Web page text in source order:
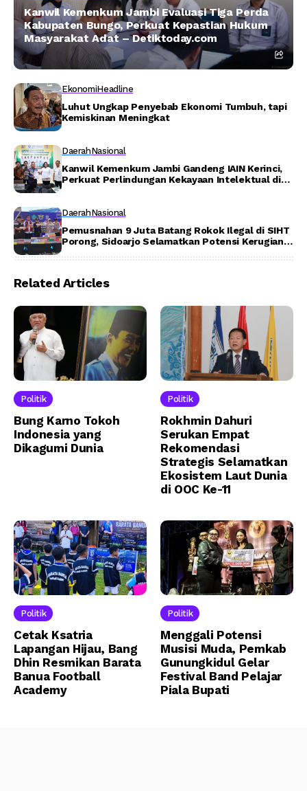
Kanwil Kemenkum Jambi Evaluasi Tiga Perda
Kabupaten Bungo, Perkuat Kepastian Hukum
Masyarakat Adat – Detiktoday.com
EkonomiHeadline
Luhut Ungkap Penyebab Ekonomi Tumbuh, tapi
Kemiskinan Meningkat
DaerahNasional
Kanwil Kemenkum Jambi Gandeng IAIN Kerinci,
Perkuat Perlindungan Kekayaan Intelektual di
DaerahNasional
Pemusnahan 9 Juta Batang Rokok Ilegal di SIHT
Porong, Sidoarjo Selamatkan Potensi Kerugian
Related Articles
Politik
Bung Karno Tokoh
Indonesia yang
Dikagumi Dunia
Politik
Rokhmin Dahuri
Serukan Empat
Rekomendasi
Strategis Selamatkan
Ekosistem Laut Dunia
di OOC Ke-11
Politik
Cetak Ksatria
Lapangan Hijau, Bang
Dhin Resmikan Barata
Banua Football
Academy
Politik
Menggali Potensi
Musisi Muda, Pemkab
Gunungkidul Gelar
Festival Band Pelajar
Piala Bupati